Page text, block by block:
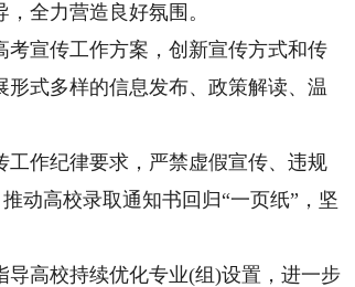
全力营造良好氛围。
宣传工作方案，创新宣传方式和传
式多样的信息发布、政策解读、温
作纪律要求，严禁虚假宣传、违规
动高校录取通知书回归“一页纸”，坚
高校持续优化专业(组)设置，进一步